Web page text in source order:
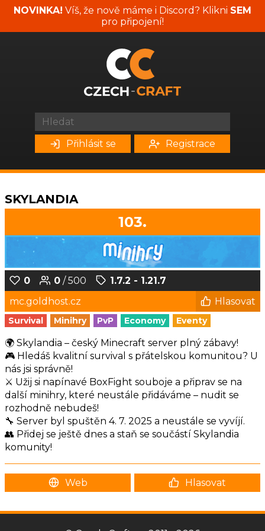
NOVINKA! Víš, že nově máme i Discord? Klikni SEM
pro připojení!
Přihlásit se Registrace
SKYLANDIA
103.
0 0 / 500
1.7.2 - 1.21.7
mc.goldhost.cz
Hlasovat
Survival Minihry PvP Economy Eventy
🌍 Skylandia – český Minecraft server plný zábavy!
🎮 Hledáš kvalitní survival s přátelskou komunitou? U
nás jsi správně!
⚔️ Užij si napínavé BoxFight souboje a připrav se na
další minihry, které neustále přidáváme – nudit se
rozhodně nebudeš!
🔧 Server byl spuštěn 4. 7. 2025 a neustále se vyvíjí.
👥 Přidej se ještě dnes a staň se součástí Skylandia
komunity!
Web Hlasovat